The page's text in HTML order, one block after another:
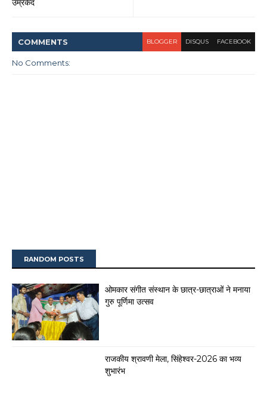
उम्रकैद
COMMENTS BLOGGER DISQUS FACEBOOK
No Comments:
RANDOM POSTS
ओमकार संगीत संस्थान के छात्र-छात्राओं ने मनाया
गुरु पूर्णिमा उत्सव
राजकीय श्रावणी मेला, सिंहेश्वर-2026 का भव्य
शुभारंभ